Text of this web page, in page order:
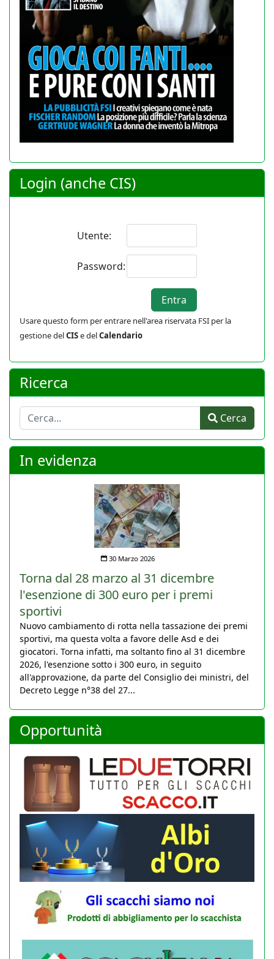
Login (anche CIS)
Utente:
Password:
Usare questo form per entrare nell'area riservata FSI per la
gestione delCISe delCalendario
Ricerca
Cerca Cerca
In evidenza
30 Marzo 2026
Torna dal 28 marzo al 31 dicembre
l'esenzione di 300 euro per i premi
sportivi
Nuovo cambiamento di rotta nella tassazione dei premi
sportivi, ma questa volta a favore delle Asd e dei
giocatori. Torna infatti, ma soltanto fino al 31 dicembre
2026, l'esenzione sotto i 300 euro, in seguito
all'approvazione, da parte del Consiglio dei ministri, del
Decreto Legge n°38 del 27...
Opportunità